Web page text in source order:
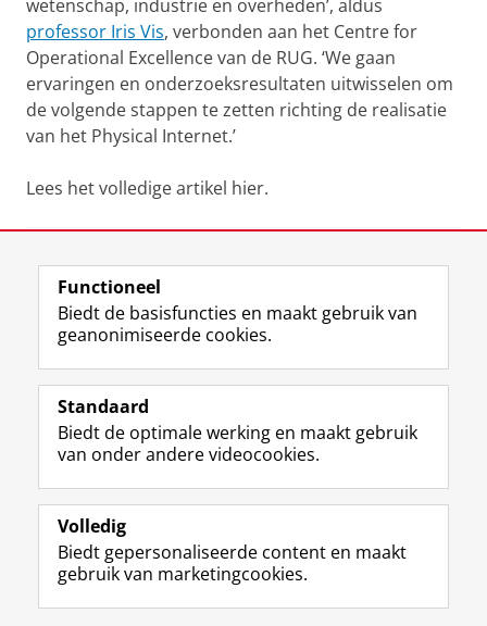
wetenschap, industrie en overheden’, aldus
professor Iris Vis, verbonden aan het Centre for
Operational Excellence van de RUG. ‘We gaan
ervaringen en onderzoeksresultaten uitwisselen om
de volgende stappen te zetten richting de realisatie
van het Physical Internet.’
Lees het volledige artikel hier.
Deel dit Facebook LinkedIn
Meest recente berichten
Mijn tags
Functioneel
Biedt de basisfuncties en maakt gebruik van
geanonimiseerde cookies.
Standaard
Biedt de optimale werking en maakt gebruik
van onder andere videocookies.
Volledig
Biedt gepersonaliseerde content en maakt
gebruik van marketingcookies.